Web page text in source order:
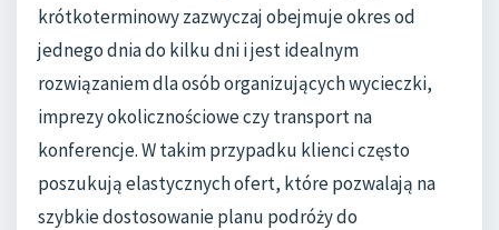
krótkoterminowy zazwyczaj obejmuje okres od
jednego dnia do kilku dni i jest idealnym
rozwiązaniem dla osób organizujących wycieczki,
imprezy okolicznościowe czy transport na
konferencje. W takim przypadku klienci często
poszukują elastycznych ofert, które pozwalają na
szybkie dostosowanie planu podróży do